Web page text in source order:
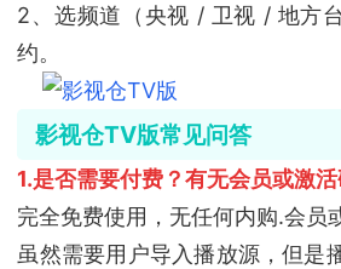
2、选频道（央视 / 卫视 / 地方
约。
影视仓TV版常见问答
1.是否需要付费？有无会员或激
完全免费使用，无任何内购.会员
虽然需要用户导入播放源，但是